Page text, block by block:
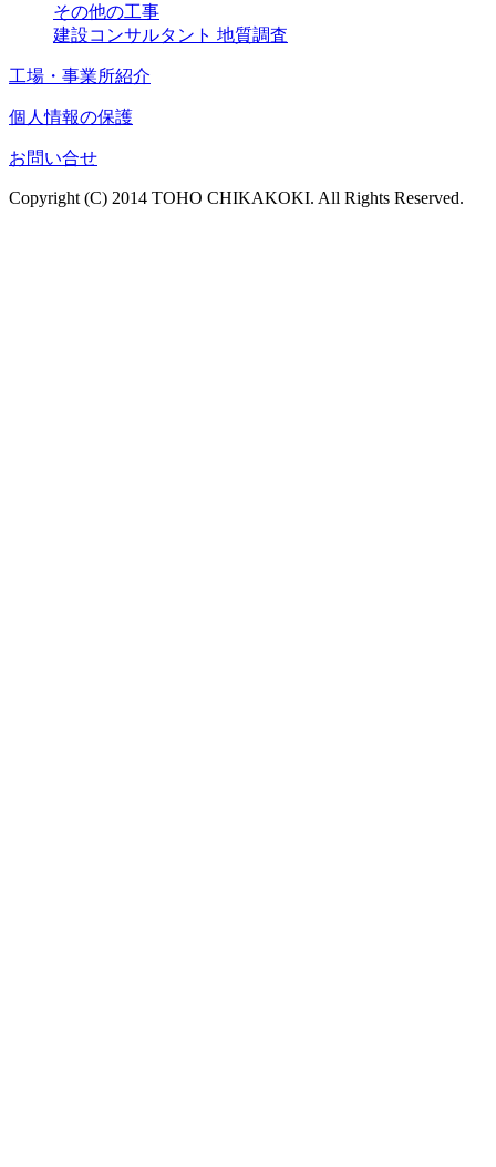
その他の工事
建設コンサルタント 地質調査
工場・事業所紹介
個人情報の保護
お問い合せ
Copyright (C) 2014 TOHO CHIKAKOKI. All Rights Reserved.